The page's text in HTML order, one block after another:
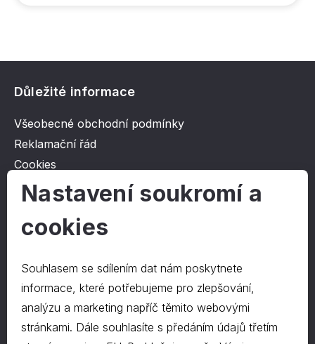
Důležité informace
Všeobecné obchodní podmínky
Reklamační řád
Cookies
Ochrana osobních údajů
O společnosti
Kontakt
O nás
Kontakty
Nastavení soukromí a
cookies
Souhlasem se sdílením dat nám poskytnete
informace, které potřebujeme pro zlepšování,
analýzu a marketing napříč těmito webovými
stránkami. Dále souhlasíte s předáním údajů třetím